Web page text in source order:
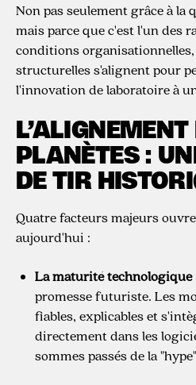
Non pas seulement grâce à la
mais parce que c'est l'un des
conditions
structurelles s'alignent pour
l'innovation de laboratoire à
L’ALIGNEMENT
PLANÈTES :
DE TIR
Quatre facteurs majeurs
aujourd'hui :
La maturité technologique
promesse futuriste. Les
fiables, explicables et
directement dans les
sommes passés de la